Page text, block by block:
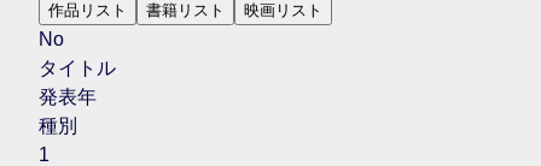
作品リスト 書籍リスト 映画リスト
No
タイトル
発表年
種別
1